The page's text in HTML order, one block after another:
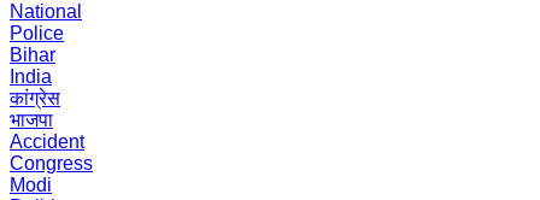
National
Police
Bihar
India
कांग्रेस
भाजपा
Accident
Congress
Modi